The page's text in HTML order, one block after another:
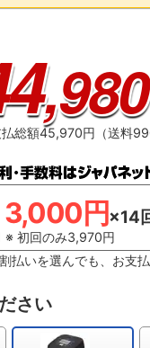
,980
総額45,970円（送料
3,000円×14
※ 初回のみ3,970円
払いを選んでも、お支
さい